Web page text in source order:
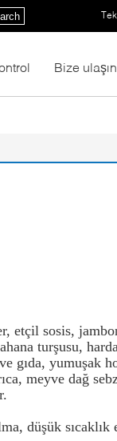
Bize ulaşın
etçil sosis,
turşusu,
gıda, yumuşak
meyve dağ
düşük sıcaklık